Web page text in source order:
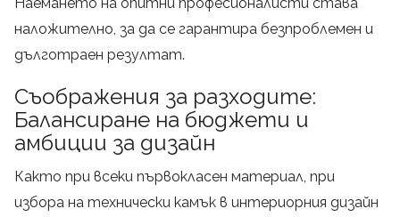
наложително, за да се гарантира безпроблемен и
дълготраен резултат.
Съображения за разходите:
Балансиране на бюджети и
амбиции за дизайн
Както при всеки първокласен материал, при
избора на технически камък в интериорния дизайн